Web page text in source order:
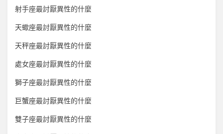
射手座最討厭異性的什麼
天蠍座最討厭異性的什麼
天秤座最討厭異性的什麼
處女座最討厭異性的什麼
獅子座最討厭異性的什麼
巨蟹座最討厭異性的什麼
雙子座最討厭異性的什麼